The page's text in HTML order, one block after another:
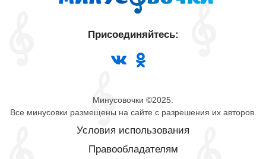
Минусовочки ©2025.
Все минусовки размещены на сайте с разрешения их авторов.
Условия использования
Правообладателям
Присоединяйтесь: